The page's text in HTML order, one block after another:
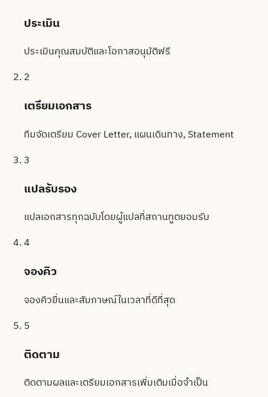
ประเมิน
ประเมินคุณสมบัติและโอกาสอนุมัติฟรี
2
เตรียมเอกสาร
ทีมจัดเตรียม Cover Letter, แผนเดินทาง, Statement
3
แปลรับรอง
แปลเอกสารทุกฉบับโดยผู้แปลที่สถานทูตยอมรับ
4
จองคิว
จองคิวยื่นและสัมภาษณ์ในเวลาที่ดีที่สุด
5
ติดตาม
ติดตามผลและเตรียมเอกสารเพิ่มเติมเมื่อจำเป็น